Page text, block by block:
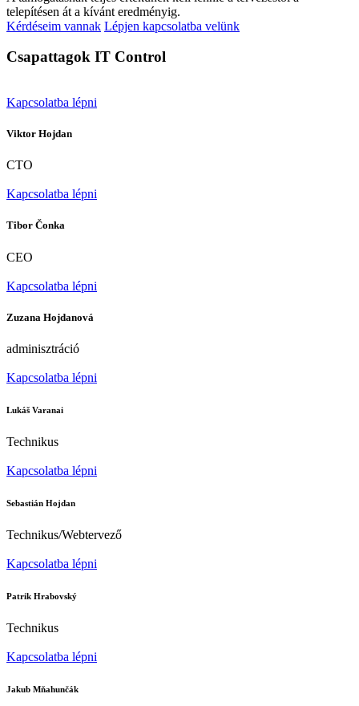
telepítésen át a kívánt eredményig.
Kérdéseim vannak Lépjen kapcsolatba velünk
Csapattagok IT Control
Kapcsolatba lépni
Viktor Hojdan
CTO
Kapcsolatba lépni
Tibor Čonka
CEO
Kapcsolatba lépni
Zuzana Hojdanová
adminisztráció
Kapcsolatba lépni
Lukáš Varanai
Technikus
Kapcsolatba lépni
Sebastián Hojdan
Technikus/Webtervező
Kapcsolatba lépni
Patrik Hrabovský
Technikus
Kapcsolatba lépni
Jakub Mňahunčák